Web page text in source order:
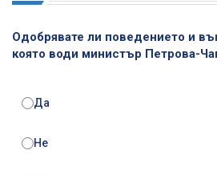
Одобрявате ли поведението и
която води министър Петрова-
Да
Не